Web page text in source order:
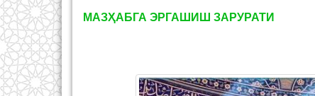
МАЗҲАБГА ЭРГАШИШ ЗАРУРАТИ